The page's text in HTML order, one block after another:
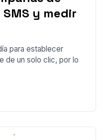
y medir
para establecer
de un solo clic, por lo